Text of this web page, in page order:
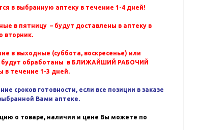
в выбранную аптеку в течение 1-4 дней!
в пятницу – будут доставлены в аптеку в
вторник.
в выходные (суббота, воскресенье) или
будут обработаны в БЛИЖАЙШИЙ РАБОЧИЙ
в течение 1-3 дней.
сроков готовности, если все позиции в заказе
Вами аптеке.
о товаре, наличии и цене Вы можете по